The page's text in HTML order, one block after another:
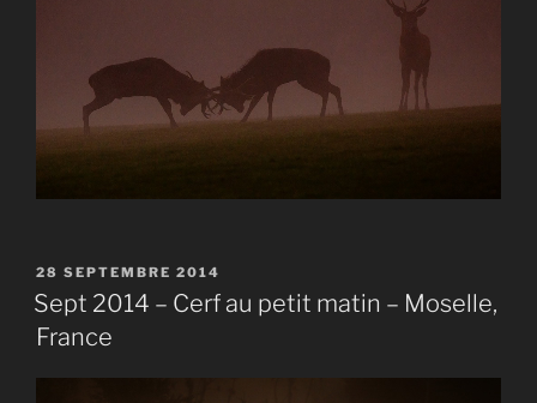
PUBLIÉ
LE
28 SEPTEMBRE 2014
Sept 2014 – Cerf au petit matin – Moselle,
France